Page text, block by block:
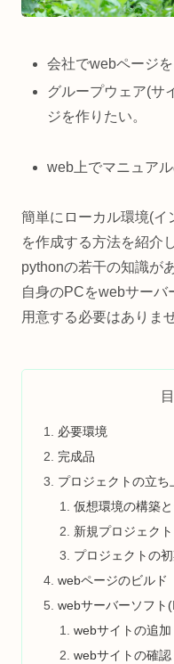
会社でwebページ
グループウェア(サ
ジを作りたい。
web上でマニュアル
簡単にローカル環境(イ
を作成する方法を紹介
pythonの若干の知識が
自身のPCをwebサーバ
用意する必要はありま
必要環境
完成品
プロジェクトの立ち
仮想環境の構築
新規プロジェク
プロジェクトの
webページのビルド
webサーバーソフト
webサイトの追加
webサイトの確認